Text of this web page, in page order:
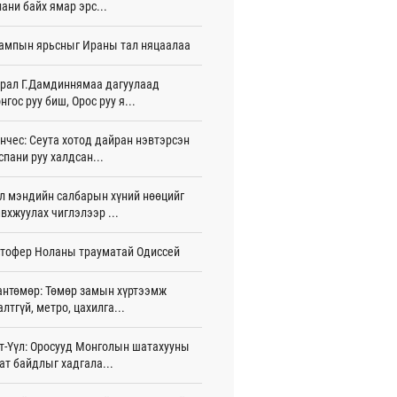
бэлтгэлээ хангаж байна
цаг 19 мин
өөрчлөгдсөөр байна
цаг 34 мин
15-наас улсын дугаарын тэгш,
хорооллын арын замыг өнөөдөр
цагаас хаана
цаг 28 мин
дизель түлшний онцгой албан
тэглэлээ
15 цаг 58 мин
гүнж Евгени гурав дахь хүүхдээ
авлаа
15 цаг 50 мин
байх ямар эрс...
ярьсныг Ираны тал няцаалаа
Г.Дамдиннямаа дагуулаад
руу биш, Орос руу я...
Сеута хотод дайран нэвтэрсэн
руу халдсан...
мэндийн салбарын хүний нөөцийг
чиглэлээр ...
Ноланы трауматай Одиссей
Төмөр замын хүртээмж
метро, цахилга...
Үүл: Оросууд Монголын шатахууны
байдлыг хадгала...